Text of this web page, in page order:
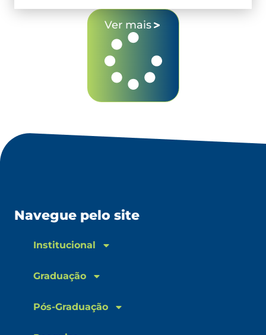
Ver mais
Navegue pelo site
Institucional
Graduação
Pós-Graduação